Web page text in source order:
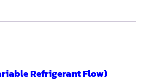
Refrigerant Flow)